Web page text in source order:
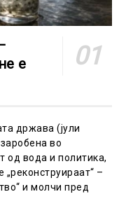
е
држава (јули
во
од вода и политика,
„реконструираат“ –
и молчи пред